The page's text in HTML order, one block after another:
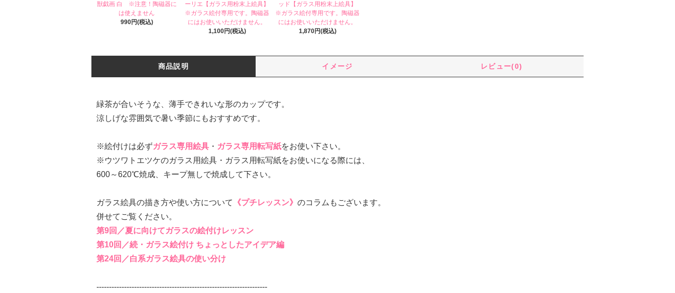
獣戯画 白 ※注意！陶磁器に
は使えません
990円(税込)
ーリエ【ガラス用粉末上絵具】
※ガラス絵付専用です。陶磁器
にはお使いいただけません。
1,100円(税込)
ッド【ガラス用粉末上絵具】
※ガラス絵付専用です。陶磁器
にはお使いいただけません。
1,870円(税込)
商品説明 イメージ レビュー(0)
緑茶が合いそうな、薄手できれいな形のカップです。
涼しげな雰囲気で暑い季節にもおすすめです。
※絵付けは必ずガラス専用絵具・ ガラス専用転写紙をお使い下さい。
※ウツワトエツケのガラス用絵具・ガラス用転写紙をお使いになる際には、
600～620℃焼成、キープ無しで焼成して下さい。
ガラス絵具の描き方や使い方について 《プチレッスン》 のコラムもございます。
併せてご覧ください。
第9回／夏に向けてガラスの絵付けレッスン
第10回／続・ガラス絵付け ちょっとしたアイデア編
第24回／白系ガラス絵具の使い分け
--------------------------------------------------------------------